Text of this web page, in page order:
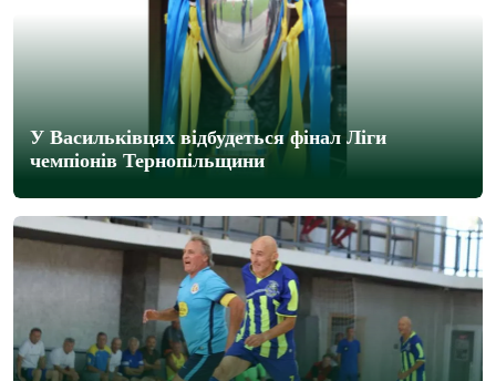
У Васильківцях відбудеться фінал Ліги
чемпіонів Тернопільщини